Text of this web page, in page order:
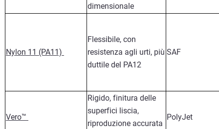
dimensionale
Nylon 11 (PA11)
Flessibile, con
resistenza agli urti, più
duttile del PA12
SAF
Vero™
Rigido, finitura delle
superfici liscia,
riproduzione accurata
PolyJet